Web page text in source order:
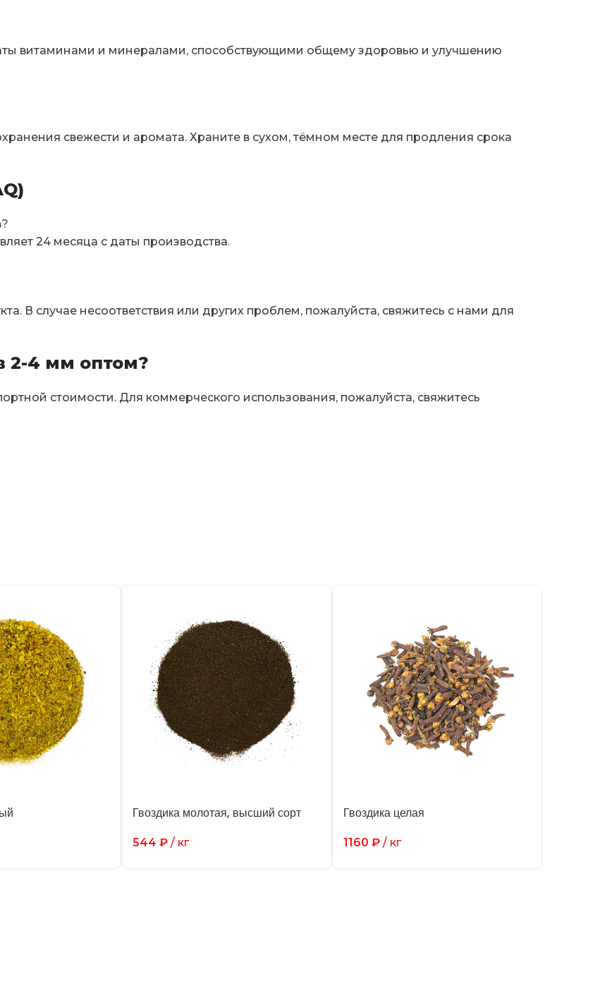
витаминами и минералами, способствующими общему здоровью и улучшению
свежести и аромата. Храните в сухом, тёмном месте для продления срока
24 месяца с даты производства.
В случае несоответствия или других проблем, пожалуйста, свяжитесь с нами для
2-4 мм оптом?
стоимости. Для коммерческого использования, пожалуйста, свяжитесь
Гвоздика молотая, высший сорт
544 ₽ / кг
Гвоздика целая
1160 ₽/ кг